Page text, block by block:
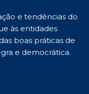
e tendências do
às entidades
boas práticas de
e democrática.